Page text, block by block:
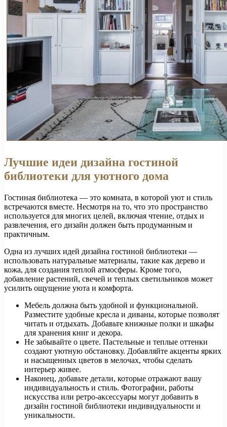
Лучшие идеи дизайна гостиной
библиотеки для уютного дома
Гостиная библиотека — это комната, в которой уют и стиль
встречаются вместе. Несмотря на то, что это пространство
используется для многих целей, включая чтение, отдых и
развлечения, его дизайн должен быть продуманным и
практичным.
Одна из лучших идей дизайна гостиной библиотеки —
использовать натуральные материалы, такие как дерево и
кожа, для создания теплой атмосферы. Кроме того,
добавление растений, свечей и теплых светильников может
усилить ощущение уюта и комфорта.
Мебель должна быть удобной и функциональной.
Разместите удобные кресла и диваны, которые позволят
читать и отдыхать. Добавьте книжные полки и шкафы
для хранения книг и декора.
Не забывайте о цвете. Пастельные и теплые оттенки
создают уютную обстановку. Добавляйте акценты ярких
и насыщенных цветов в мелочах, чтобы сделать
интерьер живее.
Наконец, добавьте детали, которые отражают вашу
индивидуальность и стиль. Фотографии, работы
искусства или ретро-аксессуары могут добавить в
дизайн гостиной библиотеки индивидуальности и
уникальности.